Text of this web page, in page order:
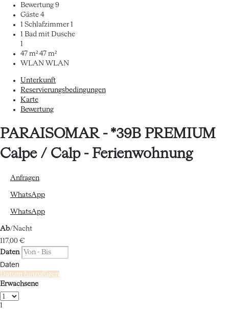
Bewertung 9
Gäste 4
1 Schlafzimmer 1
1 Bad mit Dusche
1
47 m² 47 m²
WLAN WLAN
Unterkunft
Reservierungsbedingungen
Karte
Bewertung
PARAISOMAR - *39B PREMIUM
Calpe / Calp - Ferienwohnung
Anfragen
WhatsApp
WhatsApp
Ab/Nacht
117,00 €
Daten
Daten
Datum hinzufügen
Erwachsene
1